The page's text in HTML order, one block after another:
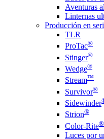
Aventuras
Linternas
Producción en
TLR
ProTac®
Stinger®
Wedge®
Stream™
Survivor®
Sidewinder
Strion®
Color-Rite®
Luces por